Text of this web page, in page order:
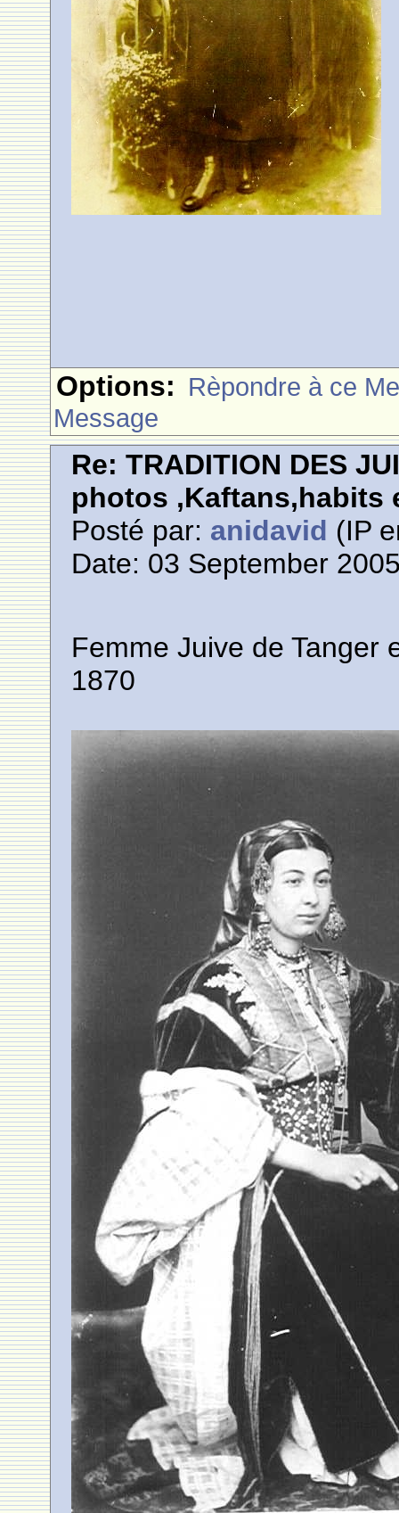
Options: Rèpondre à ce
Message
Re: TRADITION DES
photos ,Kaftans,habits
Posté par: anidavid (IP
Date: 03 September
Femme Juive de Tanger
1870